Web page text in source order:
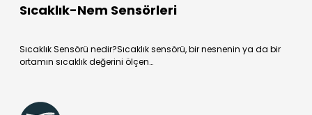
Sıcaklık-Nem Sensörleri
Sıcaklık Sensörü nedir?Sıcaklık sensörü, bir nesnenin ya da bir
ortamın sıcaklık değerini ölçen…